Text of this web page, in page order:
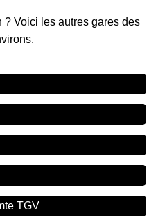
? Voici les autres gares des
TGV